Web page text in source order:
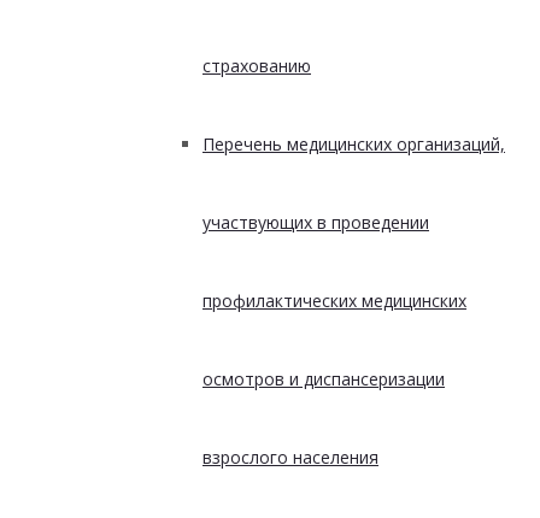
страхованию
Перечень медицинских организаций,
участвующих в проведении
профилактических медицинских
осмотров и диспансеризации
взрослого населения